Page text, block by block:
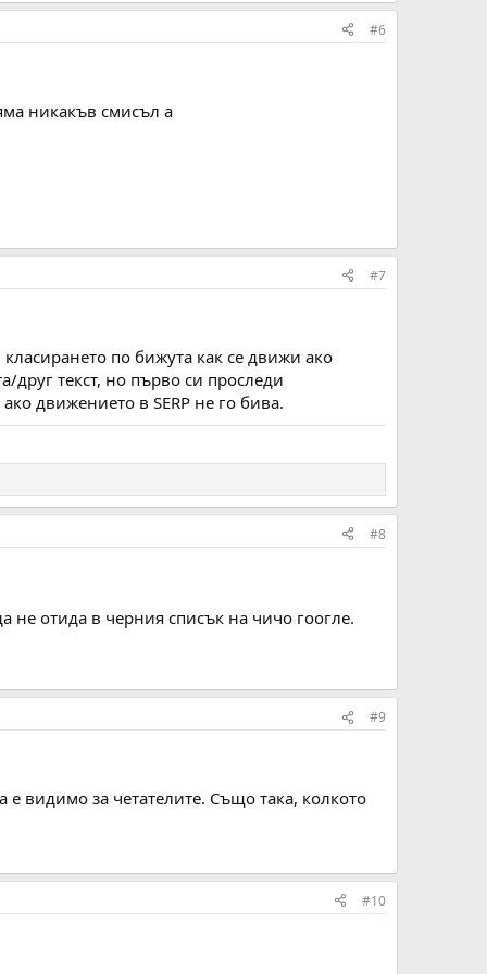
#6
никакъв смисъл а
#7
по бижута как се движи ако
текст, но първо си проследи
движението в SERP не го бива.
#8
не отида в черния списък на чичо гоогле.
#9
е видимо за четателите. Също така, колкото
#10